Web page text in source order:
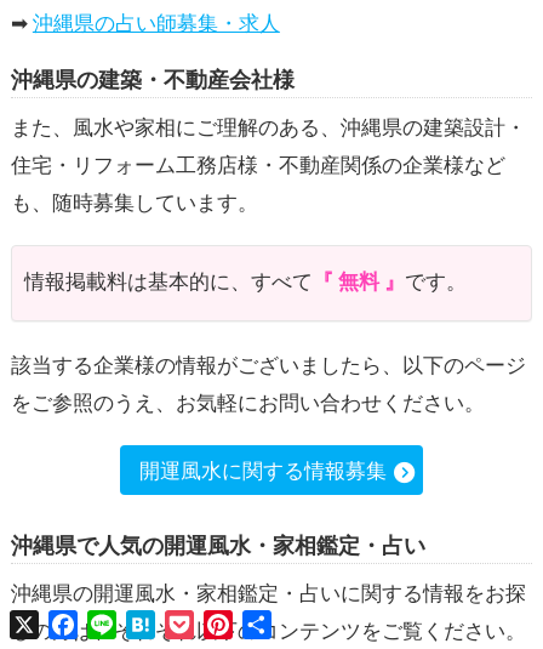
➡沖縄県の占い師募集・求人
沖縄県の建築・不動産会社様
また、風水や家相にご理解のある、沖縄県の建築設計・
住宅・リフォーム工務店様・不動産関係の企業様など
も、随時募集しています。
情報掲載料は基本的に、すべて 無料 です。
該当する企業様の情報がございましたら、以下のページ
をご参照のうえ、お気軽にお問い合わせください。
開運風水に関する情報募集
沖縄県で人気の開運風水・家相鑑定・占い
沖縄県の開運風水・家相鑑定・占いに関する情報をお探
しの方は、それぞれ以下のコンテンツをご覧ください。
X Facebook
Line HatenaPocketPinterest
共
有